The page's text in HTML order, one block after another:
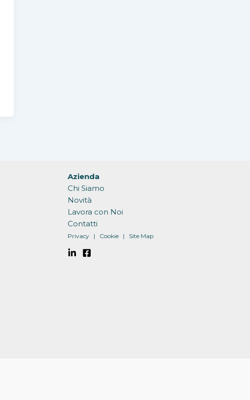
Azienda
Chi Siamo
Novità
Lavora con Noi
Contatti
Privacy | Cookie | Site Map